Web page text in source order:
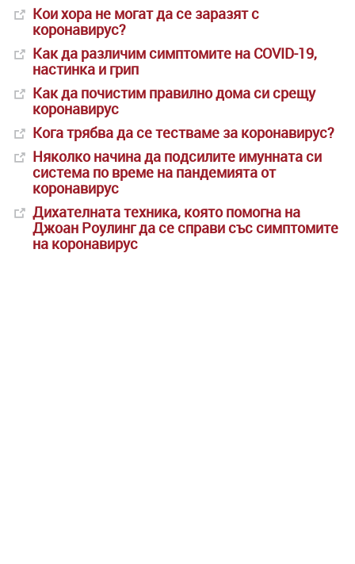
Кои хора не могат да се заразят с
коронавирус?
Как да различим симптомите на COVID-19,
настинка и грип
Как да почистим правилно дома си срещу
коронавирус
Кога трябва да се тестваме за коронавирус?
Няколко начина да подсилите имунната си
система по време на пандемията от
коронавирус
Дихателната техника, която помогна на
Джоан Роулинг да се справи със симптомите
на коронавирус